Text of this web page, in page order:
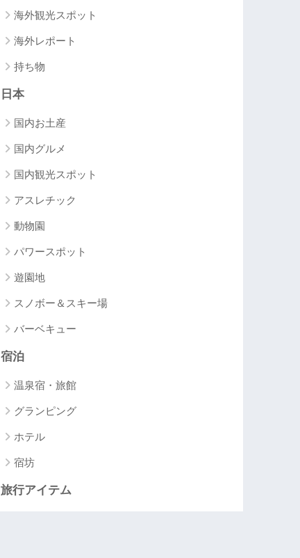
海外観光スポット
海外レポート
持ち物
日本
国内お土産
国内グルメ
国内観光スポット
アスレチック
動物園
パワースポット
遊園地
スノボー＆スキー場
バーベキュー
宿泊
温泉宿・旅館
グランピング
ホテル
宿坊
旅行アイテム